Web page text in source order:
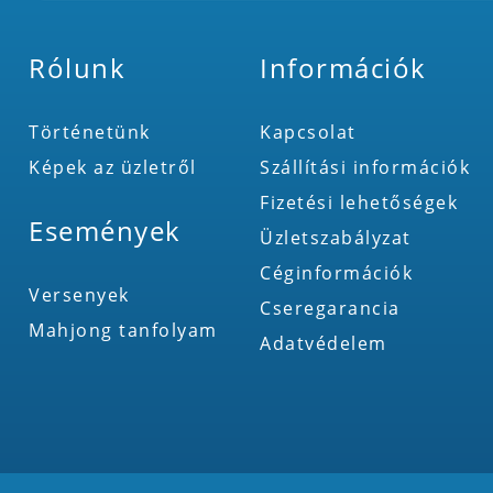
Rólunk
Történetünk
Képek az üzletről
Események
Versenyek
Mahjong tanfolyam
Információk
Kapcsolat
Szállítási információk
Fizetési lehetőségek
Üzletszabályzat
Céginformációk
Cseregarancia
Adatvédelem